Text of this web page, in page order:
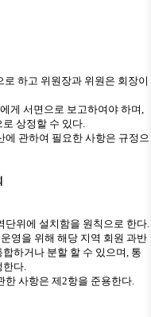
로 하고 위원장과 위원은 회장이
게 서면으로 보고하여야 하며,
상정할 수 있다.
에 관하여 필요한 사항은 규정으
단위에 설치함을 원칙으로 한다.
영을 위해 해당 지역 회원 과반
하거나 분할 할 수 있으며, 통
한다.
한 사항은 제2항을 준용한다.